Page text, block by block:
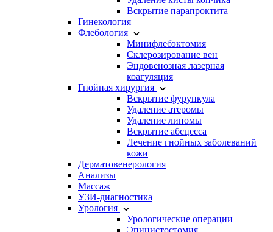
Вскрытие парапроктита
Гинекология
Флебология
Минифлебэктомия
Склерозирование вен
Эндовенозная лазерная
коагуляция
Гнойная хирургия
Вскрытие фурункула
Удаление атеромы
Удаление липомы
Вскрытие абсцесса
Лечение гнойных заболеваний
кожи
Дерматовенерология
Анализы
Массаж
УЗИ-диагностика
Урология
Урологические операции
Эпицистостомия